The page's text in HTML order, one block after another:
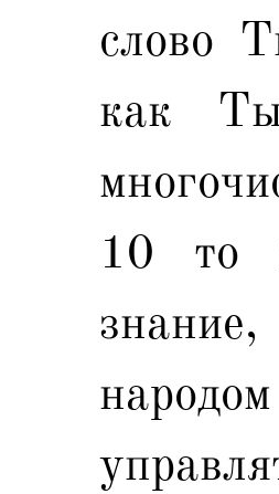
слово
как
10 то